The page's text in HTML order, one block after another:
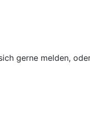
gerne melden,